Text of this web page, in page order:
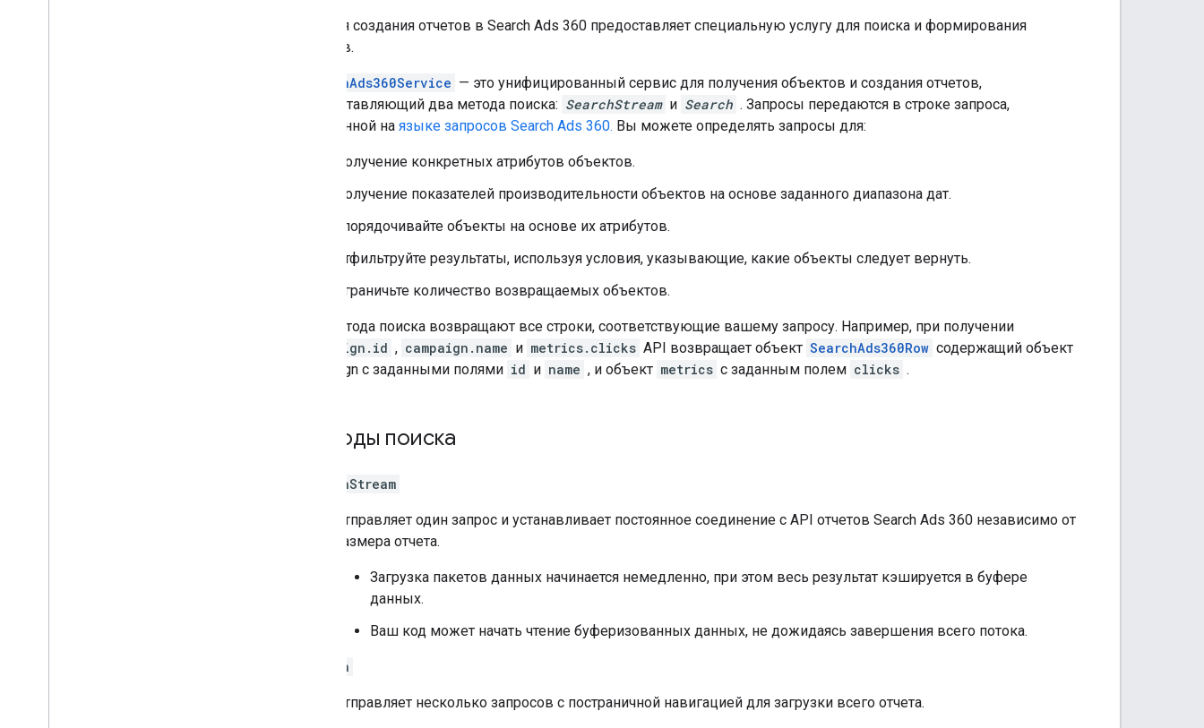
API для создания отчетов в Search Ads 360 предоставляет специальную услугу для поиска и формирования
отчетов.
SearchAds360Service — это унифицированный сервис для получения объектов и создания отчетов,
предоставляющий два метода поиска: SearchStream и Search . Запросы передаются в строке запроса,
написанной на языке запросов Search Ads 360. Вы можете определять запросы для:
Получение конкретных атрибутов объектов.
Получение показателей производительности объектов на основе заданного диапазона дат.
Упорядочивайте объекты на основе их атрибутов.
Отфильтруйте результаты, используя условия, указывающие, какие объекты следует вернуть.
Ограничьте количество возвращаемых объектов.
Оба метода поиска возвращают все строки, соответствующие вашему запросу. Например, при получении
campaign.id , campaign.name и metrics.clicks API возвращает объект SearchAds360Row содержащий объект
campaign с заданными полями id и name , и объект metrics с заданным полем clicks .
Методы поиска
SearchStream
Отправляет один запрос и устанавливает постоянное соединение с API отчетов Search Ads 360 независимо от
размера отчета.
Загрузка пакетов данных начинается немедленно, при этом весь результат кэшируется в буфере
данных.
Ваш код может начать чтение буферизованных данных, не дожидаясь завершения всего потока.
Search
Отправляет несколько запросов с постраничной навигацией для загрузки всего отчета.